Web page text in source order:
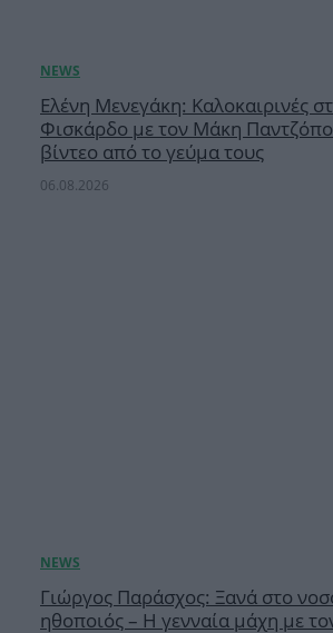
Ελένη Μενεγάκη: Καλοκαιρινές
Φισκάρδο με τον Μάκη
βίντεο από το γεύμα τους
06.08.2026
Γιώργος Παράσχος: Ξανά στο
ηθοποιός – Η γενναία μάχη με